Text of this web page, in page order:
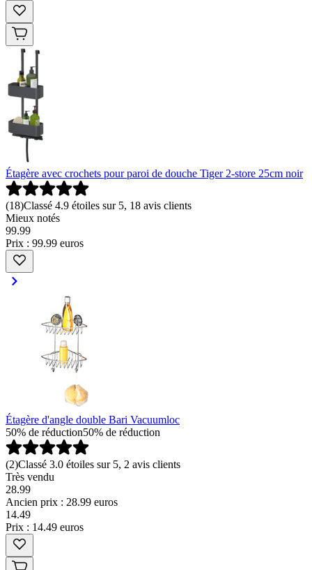
Étagère avec crochets pour paroi de douche Tiger 2-store 25cm noir
(18)Classé 4.9 étoiles sur 5, 18 avis clients
Mieux notés
99.99
Prix : 99.99 euros
Étagère d'angle double Bari Vacuumloc
50% de réduction50% de réduction
(2)Classé 3.0 étoiles sur 5, 2 avis clients
Très vendu
28.99
Ancien prix : 28.99 euros
14.49
Prix : 14.49 euros